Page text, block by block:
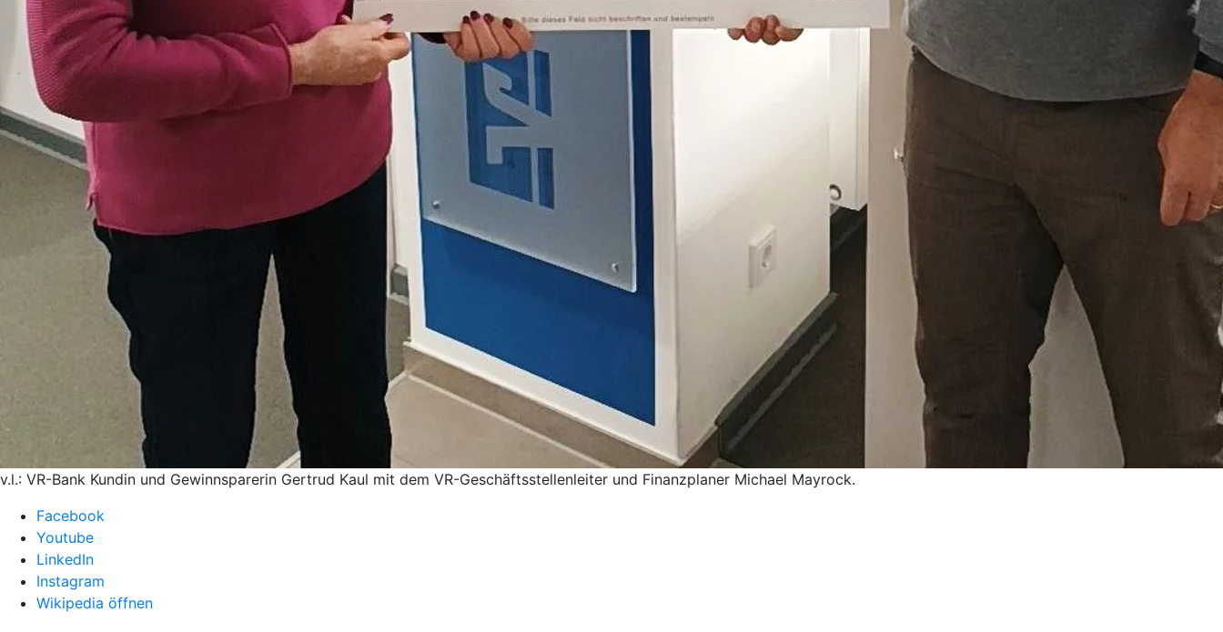
v.l.: VR-Bank Kundin und Gewinnsparerin Gertrud Kaul mit dem VR-Geschäftsstellenleiter und Finanzplaner Michael Mayrock.
Facebook
Youtube
LinkedIn
Instagram
Wikipedia öffnen